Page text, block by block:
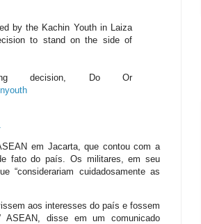
by the Kachin Youth in Laiza
to stand on the side of
decision, Do Or
em Jacarta, que contou com a
fato do país. Os militares, em seu
“considerariam cuidadosamente as
aos interesses do país e fossem
ASEAN, disse em um comunicado